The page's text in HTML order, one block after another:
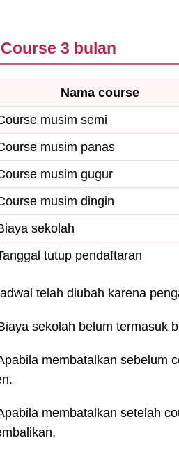
Course 3 bulan
Nama course
musim semi
musim panas
musim gugur
musim dingin
sekolah
tutup pendaftaran
telah diubah karena
sekolah belum termasuk
membatalkan sebelum
membatalkan setelah